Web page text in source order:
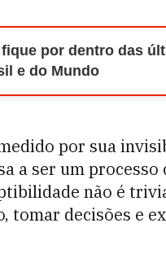
fique por dentro das
e do Mundo
por sua
a ser um
não é
tomar decisões e